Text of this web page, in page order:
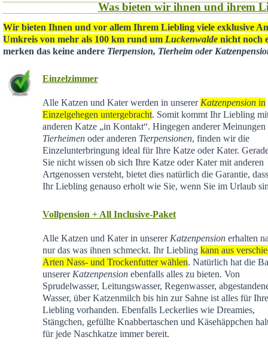
Was bieten wir ihnen und ihrem
Wir bieten Ihnen und vor allem Ihrem Liebling viele exklusive
Umkreis von mehr als 100 km rund um Luckenwalde nicht noch
merken das keine andere Tierpension, Tierheim oder
Einzelzimmer
Alle Katzen und Kater werden in unserer Katzenpensionin
Einzelgehegen untergebracht. Somit kommt Ihr Liebling
anderen Katze „in Kontakt“. Hingegen anderer Meinungen
Tierheimenoder anderen Tierpensionen, finden wir die
Einzelunterbringung ideal für Ihre Katze oder Kater.
Sie nicht wissen ob sich Ihre Katze oder Kater mit anderen
Artgenossen versteht, bietet dies natürlich die Garantie,
Ihr Liebling genauso erholt wie Sie, wenn Sie im Urlaub
Vollpension + All Inclusive-Paket
Alle Katzen und Kater in unserer Katzenpensionerhalten
nur das was ihnen schmeckt. Ihr Liebling kann aus
Arten Nass- und Trockenfutter wählen. Natürlich hat die
unserer Katzenpensionebenfalls alles zu bieten. Von
Sprudelwasser, Leitungswasser, Regenwasser,
Wasser, über Katzenmilch bis hin zur Sahne ist alles für
Liebling vorhanden. Ebenfalls Leckerlies wie Dreamies,
Stängchen, gefüllte Knabbertaschen und Käsehäppchen
für jede Naschkatze immer bereit.